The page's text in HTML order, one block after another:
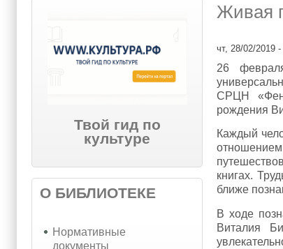
Твой гид по
культуре
О БИБЛИОТЕКЕ
Нормативные
документы
Живая
чт, 28/02/2019
26
СРЦН
рождения
Каждый
книгах.
ближе
В ходе
Виталия